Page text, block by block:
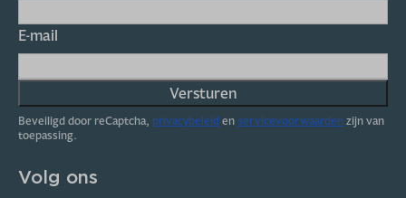
E-mail
Versturen
Beveiligd door reCaptcha, privacybeleidenservicevoorwaardenzijn van
toepassing.
Volg ons